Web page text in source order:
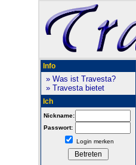
Info
» Was ist Travesta?
» Travesta bietet
Ich
Nickname:
Passwort:
Login merken